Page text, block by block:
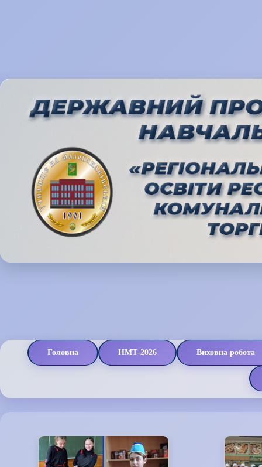
Головна НМТ-2026 Виховна робота